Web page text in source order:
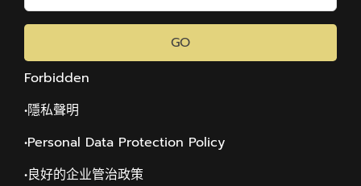
GO
Forbidden
•隱私聲明
•Personal Data Protection Policy
•良好的企业管治政策